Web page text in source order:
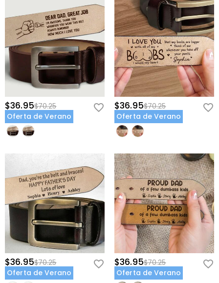
$36.95$70.25
Oferta de Verano
$36.95$70.25
Oferta de Verano
$36.95$70.25
Oferta de Verano
$36.95$70.25
Oferta de Verano